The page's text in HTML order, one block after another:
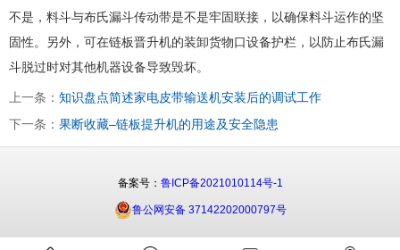
不是，料斗与布氏漏斗传动带是不是牢固联接，以确保料斗运作的坚
固性。另外，可在链板晋升机的装卸货物口设备护栏，以防止布氏漏
斗脱过时对其他机器设备导致毁坏。
上一条： 知识盘点简述家电皮带输送机安装后的调试工作
下一条： 果断收藏–链板提升机的用途及安全隐患
备案号： 鲁ICP备2021010114号-1
鲁公网安备 37142202000797号